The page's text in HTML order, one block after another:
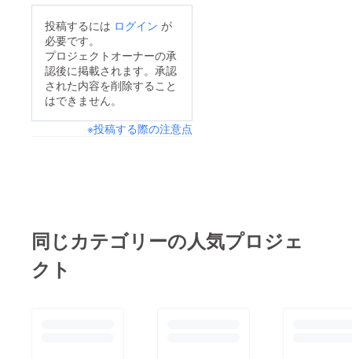
投稿するには ログイン が
必要です。
プロジェクトオーナーの承
認後に掲載されます。承認
された内容を削除すること
はできません。
※投稿する際の注意点
同じカテゴリーの人気プロジェ
クト